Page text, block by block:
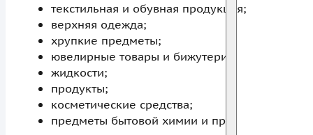
текстильная и обувная продукция;
верхняя одежда;
хрупкие предметы;
ювелирные товары и бижутерия;
жидкости;
продукты;
косметические средства;
предметы бытовой химии и пр.